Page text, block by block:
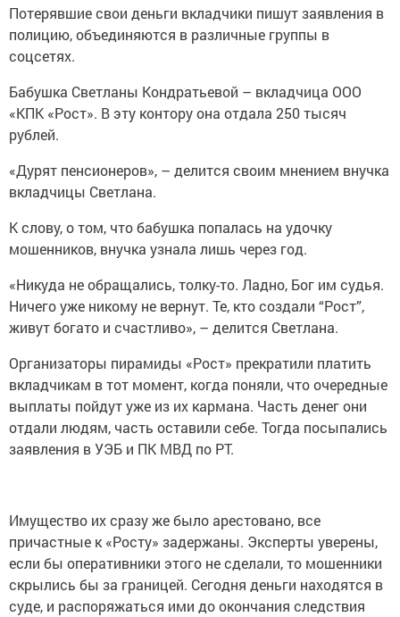
Потерявшие свои деньги вкладчики пишут заявления в
полицию, объединяются в различные группы в
соцсетях.
Бабушка Светланы Кондратьевой – вкладчица ООО
«КПК «Рост». В эту контору она отдала 250 тысяч
рублей.
«Дурят пенсионеров», – делится своим мнением внучка
вкладчицы Светлана.
К слову, о том, что бабушка попалась на удочку
мошенников, внучка узнала лишь через год.
«Никуда не обращались, толку-то. Ладно, Бог им судья.
Ничего уже никому не вернут. Те, кто создали “Рост”,
живут богато и счастливо», – делится Светлана.
Организаторы пирамиды «Рост» прекратили платить
вкладчикам в тот момент, когда поняли, что очередные
выплаты пойдут уже из их кармана. Часть денег они
отдали людям, часть оставили себе. Тогда посыпались
заявления в УЭБ и ПК МВД по РТ.
Имущество их сразу же было арестовано, все
причастные к «Росту» задержаны. Эксперты уверены,
если бы оперативники этого не сделали, то мошенники
скрылись бы за границей. Сегодня деньги находятся в
суде, и распоряжаться ими до окончания следствия